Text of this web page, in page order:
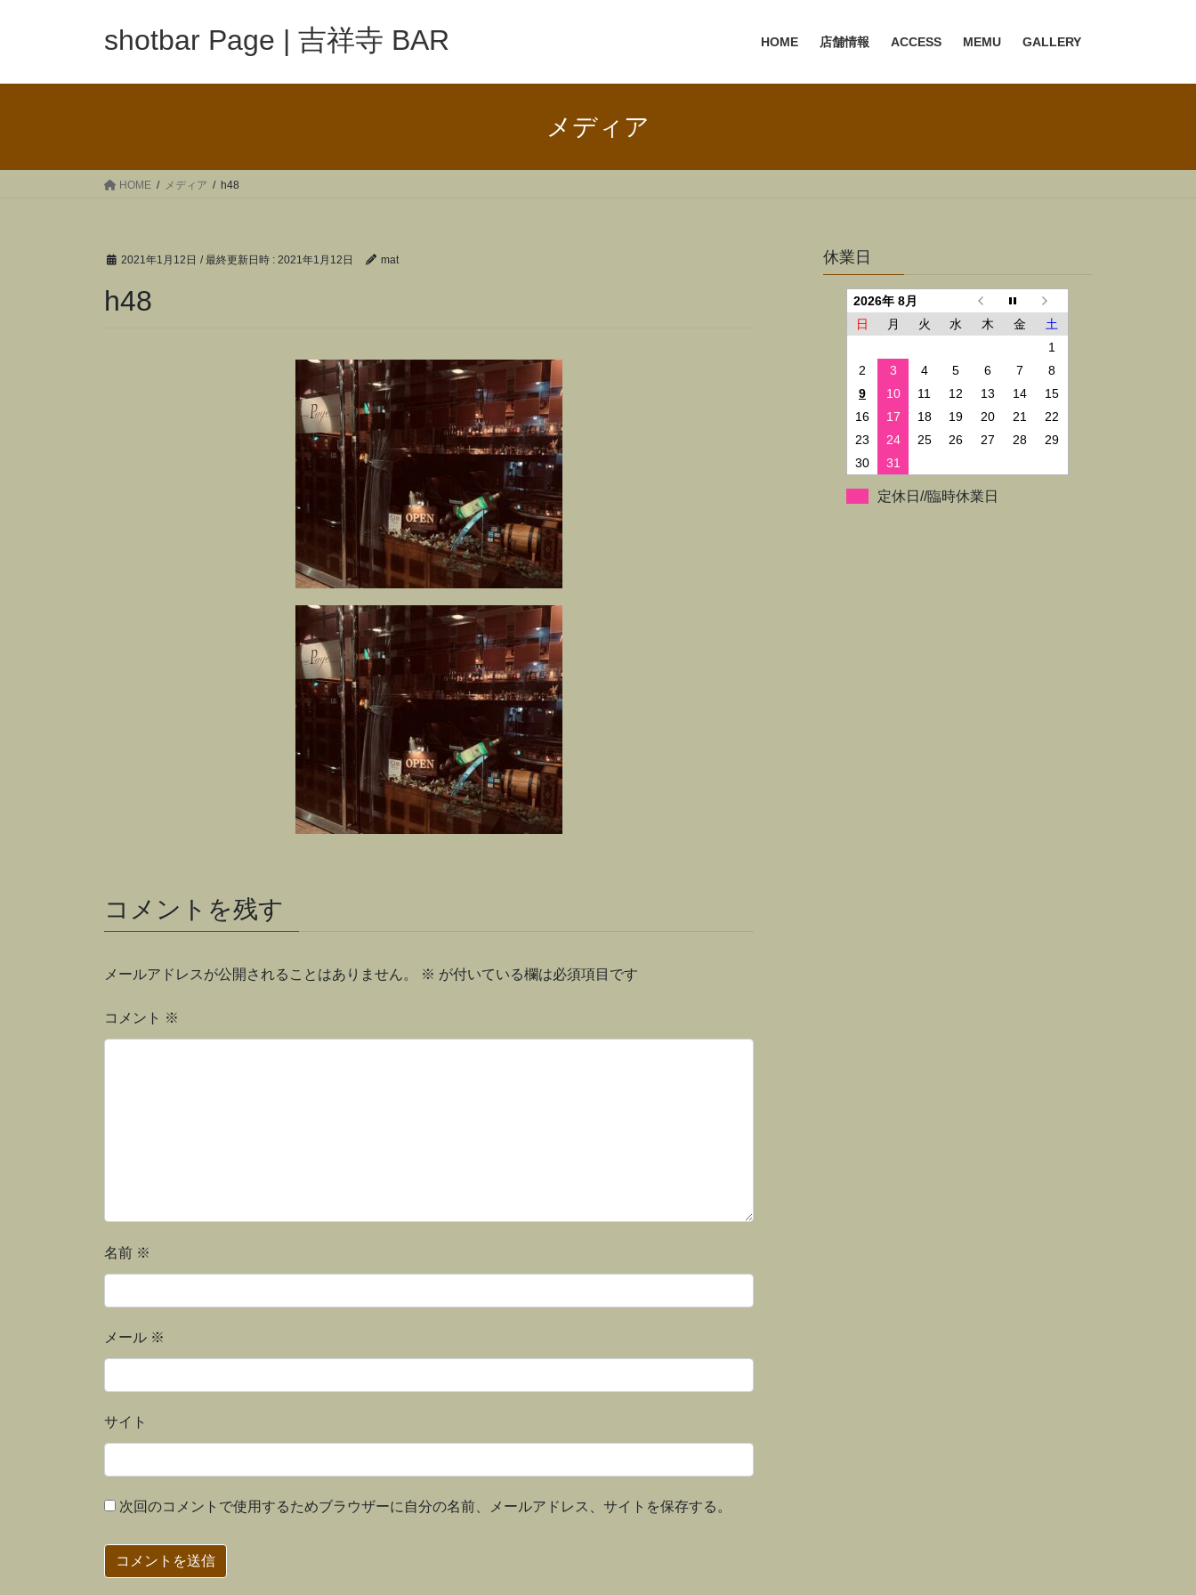
shotbar Page | 吉祥寺 BAR HOME 店舗情報 ACCESS MEMU GALLERY
メディア
HOME メディア h48
2021年1月12日 / 最終更新日時 : 2021年1月12日 mat
h48
コメントを残す
メールアドレスが公開されることはありません。 ※ が付いている欄は必須項目です
コメント ※
名前 ※
メール ※
サイト
次回のコメントで使用するためブラウザーに自分の名前、メールアドレス、サイトを保存する。
休業日
2026年 8月
日
月 火 水 木 金
土
1
2
3 4 5 6 7
8
9
10 11 12 13 14
15
16
17 18 19 20 21
22
23
24 25 26 27 28
29
30
31
定休日//臨時休業日